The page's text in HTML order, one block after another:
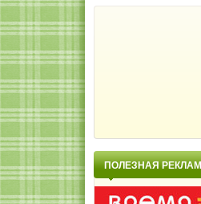
ПОЛЕЗНАЯ
Лена,
Оксана